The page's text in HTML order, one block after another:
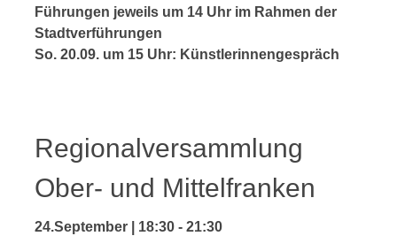
Führungen jeweils um 14 Uhr im Rahmen der
Stadtverführungen
So. 20.09. um 15 Uhr: Künstlerinnengespräch
Regionalversammlung
Ober- und Mittelfranken
24.September | 18:30- 21:30